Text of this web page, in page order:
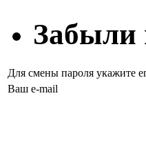
Забыли
Для смены пароля укажите
Ваш e-mail